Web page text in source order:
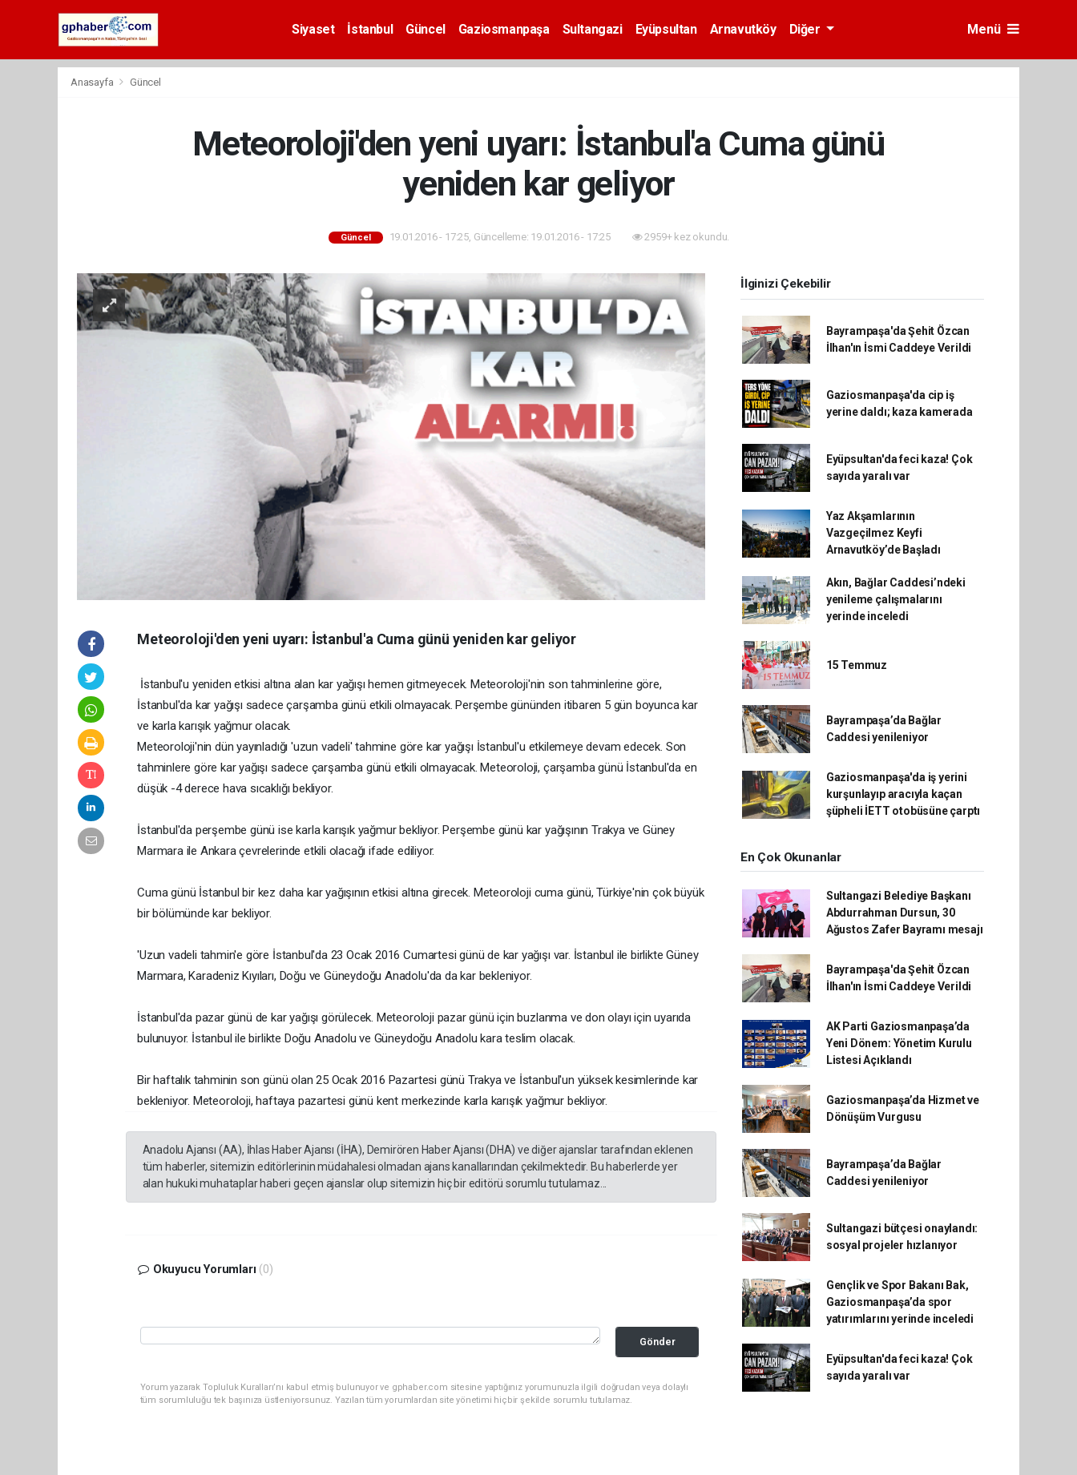
Siyaset İstanbul Güncel Gaziosmanpaşa Sultangazi Eyüpsultan Arnavutköy Diğer Menü
Anasayfa Güncel
Meteoroloji'den yeni uyarı: İstanbul'a Cuma günü
yeniden kar geliyor
Güncel 19.01.2016 - 17:25, Güncelleme: 19.01.2016 - 17:25 2959+ kez okundu.
Meteoroloji'den yeni uyarı: İstanbul'a Cuma günü yeniden kar geliyor
İstanbul'u yeniden etkisi altına alan kar yağışı hemen gitmeyecek. Meteoroloji'nin son tahminlerine göre,
İstanbul'da kar yağışı sadece çarşamba günü etkili olmayacak. Perşembe gününden itibaren 5 gün boyunca kar
ve karla karışık yağmur olacak.
Meteoroloji'nin dün yayınladığı 'uzun vadeli' tahmine göre kar yağışı İstanbul'u etkilemeye devam edecek. Son
tahminlere göre kar yağışı sadece çarşamba günü etkili olmayacak. Meteoroloji, çarşamba günü İstanbul'da en
düşük -4 derece hava sıcaklığı bekliyor.
İstanbul'da perşembe günü ise karla karışık yağmur bekliyor. Perşembe günü kar yağışının Trakya ve Güney
Marmara ile Ankara çevrelerinde etkili olacağı ifade ediliyor.
Cuma günü İstanbul bir kez daha kar yağışının etkisi altına girecek. Meteoroloji cuma günü, Türkiye'nin çok büyük
bir bölümünde kar bekliyor.
'Uzun vadeli tahmin'e göre İstanbul'da 23 Ocak 2016 Cumartesi günü de kar yağışı var. İstanbul ile birlikte Güney
Marmara, Karadeniz Kıyıları, Doğu ve Güneydoğu Anadolu'da da kar bekleniyor.
İstanbul'da pazar günü de kar yağışı görülecek. Meteoroloji pazar günü için buzlanma ve don olayı için uyarıda
bulunuyor. İstanbul ile birlikte Doğu Anadolu ve Güneydoğu Anadolu kara teslim olacak.
Bir haftalık tahminin son günü olan 25 Ocak 2016 Pazartesi günü Trakya ve İstanbul'un yüksek kesimlerinde kar
bekleniyor. Meteoroloji, haftaya pazartesi günü kent merkezinde karla karışık yağmur bekliyor.
Anadolu Ajansı (AA), İhlas Haber Ajansı (İHA), Demirören Haber Ajansı (DHA) ve diğer ajanslar tarafından eklenen
tüm haberler, sitemizin editörlerinin müdahalesi olmadan ajans kanallarından çekilmektedir. Bu haberlerde yer
alan hukuki muhataplar haberi geçen ajanslar olup sitemizin hiç bir editörü sorumlu tutulamaz...
Okuyucu Yorumları (0)
Gönder
Yorum yazarak Topluluk Kuralları’nı kabul etmiş bulunuyor ve gphaber.com sitesine yaptığınız yorumunuzla ilgili doğrudan veya dolaylı
tüm sorumluluğu tek başınıza üstleniyorsunuz. Yazılan tüm yorumlardan site yönetimi hiçbir şekilde sorumlu tutulamaz.
İlginizi Çekebilir
Bayrampaşa'da Şehit Özcan
İlhan'ın İsmi Caddeye Verildi
Gaziosmanpaşa'da cip iş
yerine daldı; kaza kamerada
Eyüpsultan'da feci kaza! Çok
sayıda yaralı var
Yaz Akşamlarının
Vazgeçilmez Keyfi
Arnavutköy’de Başladı
Akın, Bağlar Caddesi’ndeki
yenileme çalışmalarını
yerinde inceledi
15 Temmuz
Bayrampaşa’da Bağlar
Caddesi yenileniyor
Gaziosmanpaşa'da iş yerini
kurşunlayıp aracıyla kaçan
şüpheli İETT otobüsüne çarptı
En Çok Okunanlar
Sultangazi Belediye Başkanı
Abdurrahman Dursun, 30
Ağustos Zafer Bayramı mesajı
Bayrampaşa'da Şehit Özcan
İlhan'ın İsmi Caddeye Verildi
AK Parti Gaziosmanpaşa’da
Yeni Dönem: Yönetim Kurulu
Listesi Açıklandı
Gaziosmanpaşa’da Hizmet ve
Dönüşüm Vurgusu
Bayrampaşa’da Bağlar
Caddesi yenileniyor
Sultangazi bütçesi onaylandı:
sosyal projeler hızlanıyor
Gençlik ve Spor Bakanı Bak,
Gaziosmanpaşa’da spor
yatırımlarını yerinde inceledi
Eyüpsultan'da feci kaza! Çok
sayıda yaralı var